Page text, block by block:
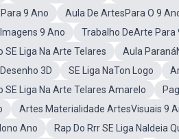
9 Ano
Aula De ArtesPara O 9
9 Ano
Trabalho DeArte Para
SE Liga Na Arte Telares
Aula
3D
SE Liga NaTon Logo
SE Liga Na Arte Telares Amarelo
Artes Materialidade ArtesVisuais 9
Ano
Rap Do Rrr SE Liga NaIdeia